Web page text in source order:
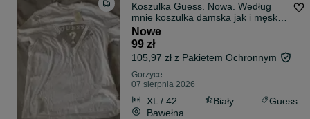
Koszulka Guess. Nowa. Według
mnie koszulka damska jak i męska
może być.
Nowe
99 zł
105,97 zł z Pakietem Ochronnym
Gorzyce
07 sierpnia 2026
XL / 42 Biały
Guess
Bawełna